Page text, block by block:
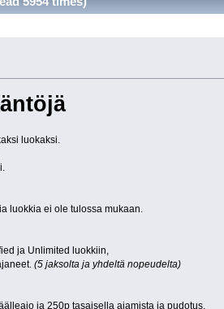
luokaksi.
luokkia ei ole tulossa mukaan.
ja Unlimited luokkiin,
(5 jaksolta ja yhdeltä nopeudelta)
ja 250p tasaisella ajamista ja pudotus.